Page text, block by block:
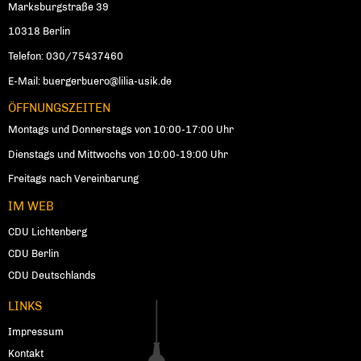
Marksburgstraße 39
10318 Berlin
Telefon: 030/75437460
E-Mail: buergerbuero@lilia-usik.de
ÖFFNUNGSZEITEN
Montags und Donnerstags von 10:00-17:00 Uhr
Dienstags und Mittwochs von 10:00-19:00 Uhr
Freitags nach Vereinbarung
IM WEB
CDU Lichtenberg
CDU Berlin
CDU Deutschlands
LINKS
Impressum
Kontakt